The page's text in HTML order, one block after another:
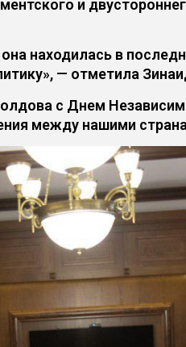
и
находилась в
— отметила
с Днем
между нашими